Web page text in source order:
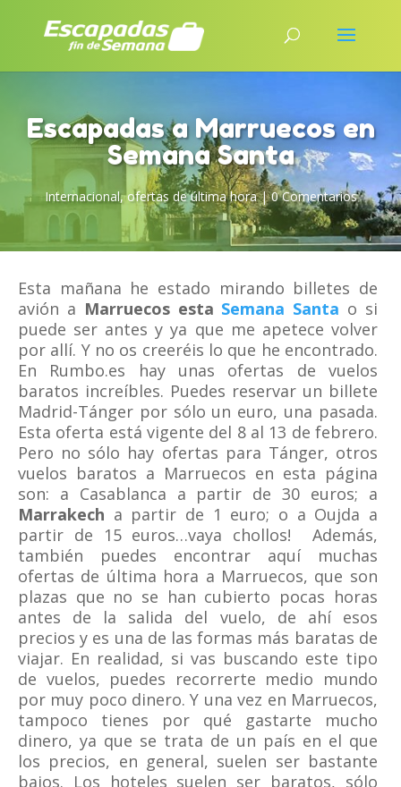
Escapadas a Marruecos en
Semana Santa
Internacional,ofertas de última hora|0 Comentarios
Esta mañana he estado mirando billetes de
avión a Marruecos esta Semana Santa o si
puede ser antes y ya que me apetece volver
por allí. Y no os creeréis lo que he encontrado.
En Rumbo.es hay unas ofertas de vuelos
baratos increíbles. Puedes reservar un billete
Madrid-Tánger por sólo un euro, una pasada.
Esta oferta está vigente del 8 al 13 de febrero.
Pero no sólo hay ofertas para Tánger, otros
vuelos baratos a Marruecos en esta página
son: a Casablanca a partir de 30 euros; a
Marrakech a partir de 1 euro; o a Oujda a
partir de 15 euros…vaya chollos! Además,
también puedes encontrar aquí muchas
ofertas de última hora a Marruecos, que son
plazas que no se han cubierto pocas horas
antes de la salida del vuelo, de ahí esos
precios y es una de las formas más baratas de
viajar. En realidad, si vas buscando este tipo
de vuelos, puedes recorrerte medio mundo
por muy poco dinero. Y una vez en Marruecos,
tampoco tienes por qué gastarte mucho
dinero, ya que se trata de un país en el que
los precios, en general, suelen ser bastante
bajos. Los hoteles suelen ser baratos, sólo